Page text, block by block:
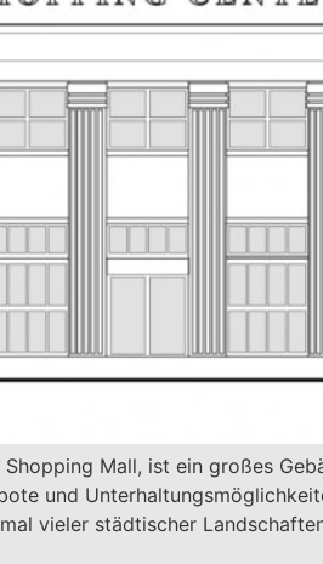
Mall, ist ein großes
und
vieler städtischer